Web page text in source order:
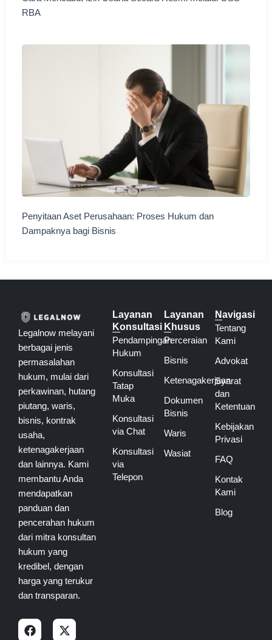
RBA
Penyitaan Aset Perusahaan: Proses Hukum dan
Dampaknya bagi Bisnis
Legalnow melayani
berbagai jenis
permasalahan
hukum, mulai dari
perkawinan, hutang
piutang, waris,
bisnis, kontrak
usaha,
ketenagakerjaan
dan lainnya. Kami
membantu Anda
mendapatkan
panduan dan
pencerahan hukum
dari mitra konsultan
hukum yang
kredibel, dengan
harga yang terukur
dan transparan.
F
a
X
-
I
n
Y
o
Layanan
Konsultasi
Pendampingan
Hukum
Konsultasi
Tatap
Muka
Konsultasi
via Chat
Konsultasi
via
Telepon
Layanan
Khusus
Perceraian
Bisnis
Ketenagakerjaan
Dokumen
Bisnis
Waris
Wasiat
Navigasi
Tentang
Kami
Advokat
Syarat
dan
Ketentuan
Kebijakan
Privasi
FAQ
Kontak
Kami
Blog